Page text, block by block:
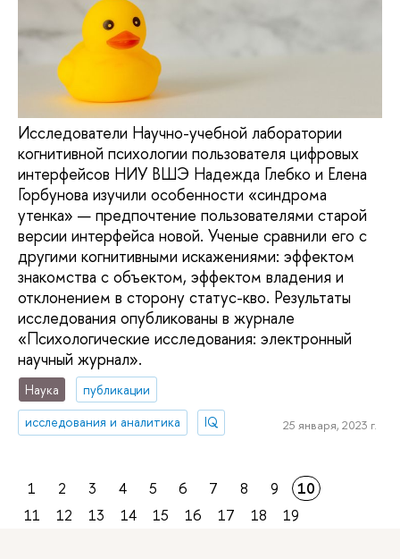
Исследователи Научно-учебной лаборатории
когнитивной психологии пользователя цифровых
интерфейсов НИУ ВШЭ Надежда Глебко и Елена
Горбунова изучили особенности «синдрома
утенка» — предпочтение пользователями старой
версии интерфейса новой. Ученые сравнили его с
другими когнитивными искажениями: эффектом
знакомства с объектом, эффектом владения и
отклонением в сторону статус-кво. Результаты
исследования опубликованы в журнале
«Психологические исследования: электронный
научный журнал».
Наука
публикации
исследования и аналитика
IQ 25 января, 2023 г.
1 2 3 4 5 6 7 8 9
10
11
12 13 14 15 16 17 18 19